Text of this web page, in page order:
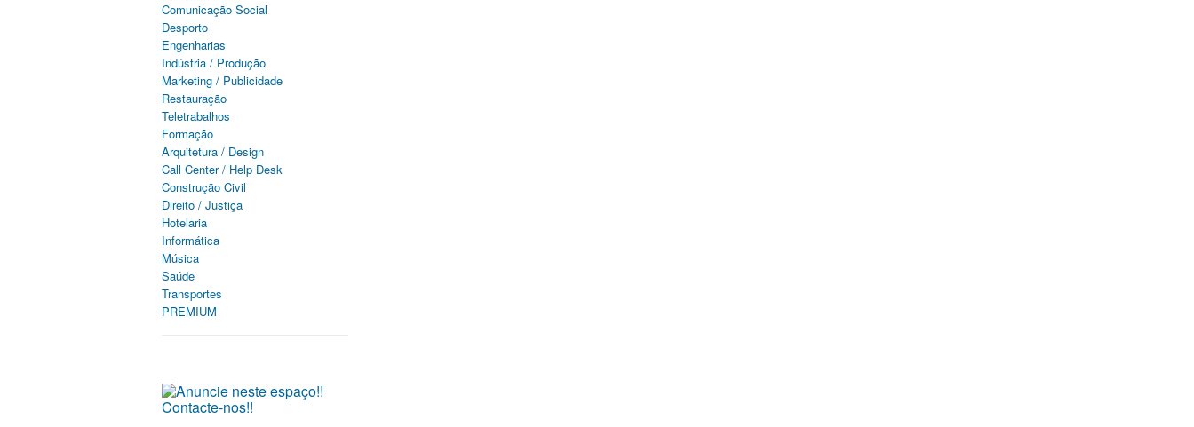
Comunicação Social
Desporto
Engenharias
Indústria / Produção
Marketing / Publicidade
Restauração
Teletrabalhos
Formação
Arquitetura / Design
Call Center / Help Desk
Construção Civil
Direito / Justiça
Hotelaria
Informática
Música
Saúde
Transportes
PREMIUM